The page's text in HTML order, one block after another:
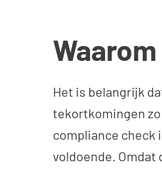
Het is belangrijk
tekortkomingen
compliance check
voldoende. Omdat